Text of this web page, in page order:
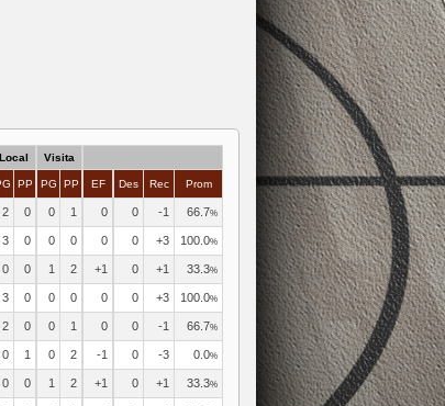
Local Visita
PP PG PP EF Des Rec Prom
2 0 0 1 0 0 -1 66.7%
3 0 0 0 0 0 +3 100.0%
0 0 1 2 +1 0 +1 33.3%
3 0 0 0 0 0 +3 100.0%
2 0 0 1 0 0 -1 66.7%
0 1 0 2 -1 0 -3 0.0%
0 0 1 2 +1 0 +1 33.3%